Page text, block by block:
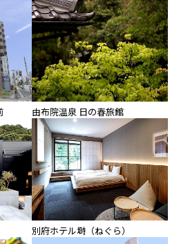
由布院温泉 日の春旅館
別府ホテル塒（ねぐら）